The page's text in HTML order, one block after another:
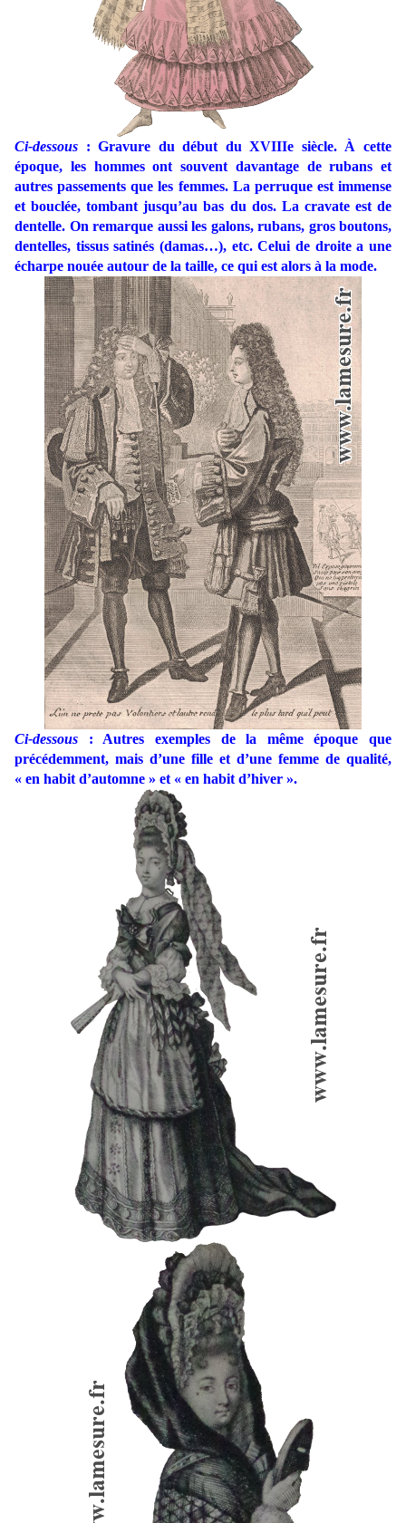
Ci-dessous : Gravure du début du XVIIIe siècle. À cette
époque, les hommes ont souvent davantage de rubans et
autres passements que les femmes. La perruque est immense
et bouclée, tombant jusqu’au bas du dos. La cravate est de
dentelle. On remarque aussi les galons, rubans, gros boutons,
dentelles, tissus satinés (damas…), etc. Celui de droite a une
écharpe nouée autour de la taille, ce qui est alors à la mode.
Ci-dessous : Autres exemples de la même époque que
précédemment, mais d’une fille et d’une femme de qualité,
« en habit d’automne » et « en habit d’hiver ».